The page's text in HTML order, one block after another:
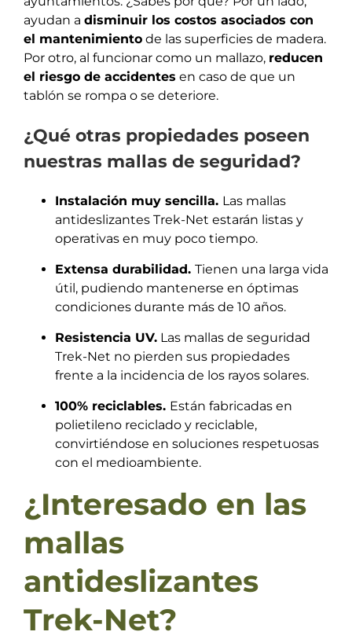
ayudan a disminuir los costos asociados con
el mantenimiento de las superficies de madera.
Por otro, al funcionar como un mallazo, reducen
el riesgo de accidentes en caso de que un
tablón se rompa o se deteriore.
¿Qué otras propiedades poseen
nuestras mallas de seguridad?
Instalación muy sencilla. Las mallas
antideslizantes Trek-Net estarán listas y
operativas en muy poco tiempo.
Extensa durabilidad. Tienen una larga vida
útil, pudiendo mantenerse en óptimas
condiciones durante más de 10 años.
Resistencia UV. Las mallas de seguridad
Trek-Net no pierden sus propiedades
frente a la incidencia de los rayos solares.
100% reciclables. Están fabricadas en
polietileno reciclado y reciclable,
convirtiéndose en soluciones respetuosas
con el medioambiente.
¿Interesado en las
mallas
antideslizantes
Trek-Net?